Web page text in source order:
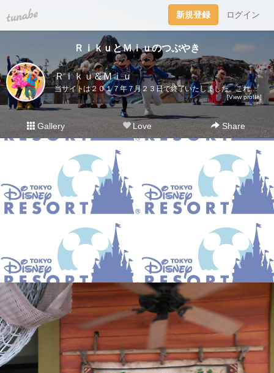
tuna.be 新規登録 ログイン
ＲｉｋｕとＭｉｕのつぶやき
Ｒｉｋｕ＆Ｍｉｕ
当サイトは２０１７年７月２３日で終了いたしました。これまでご愛読いただき、ありがとうございました。ディズニー大好き夫婦のＲｉｋｕ＆Ｍｉｕです。日々の他愛も無いことを呟きます。＜管理人＞Ｒｉｋｕ（夫）→妻の影響でディズニー好きになったにわかファンＭｉｕ（妻）→子供の頃から根っからのディズニー好きＤｉｓｎｅｙ Ｄｒｅａｍｓhttp://waltdisneymagic.blog135.fc2.com/２０１２年３月までＲｉｋｕ＆Ｍｉｕが運営していたディズニーブログです。
[View profile]
Gallery Love Share